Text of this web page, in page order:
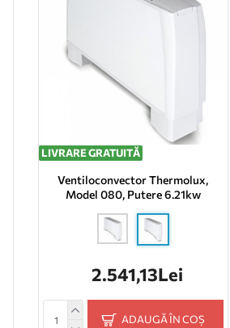
LIVRARE GRATUITĂ
Ventiloconvector Thermolux,
Model 080, Putere 6.21kw
2.541,13Lei
ADAUGĂ ÎN COȘ